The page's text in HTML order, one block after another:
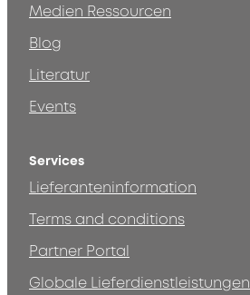
Medien Ressourcen
Blog
Literatur
Events
Services
Lieferanteninformation
Terms and conditions
Partner Portal
Globale Lieferdienstleistungen